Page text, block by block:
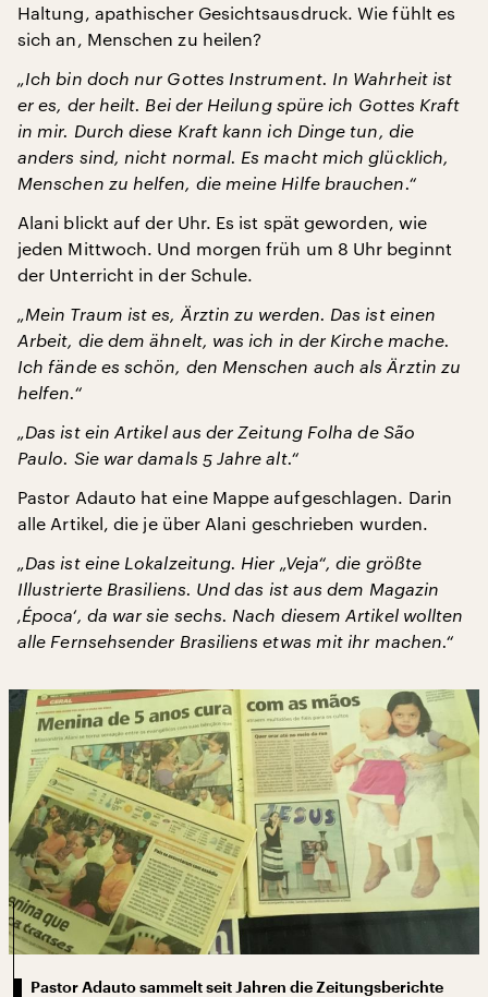
Haltung, apathischer Gesichtsausdruck. Wie fühlt es
sich an, Menschen zu heilen?
„Ich bin doch nur Gottes Instrument. In Wahrheit ist
er es, der heilt. Bei der Heilung spüre ich Gottes Kraft
in mir. Durch diese Kraft kann ich Dinge tun, die
anders sind, nicht normal. Es macht mich glücklich,
Menschen zu helfen, die meine Hilfe brauchen.“
Alani blickt auf der Uhr. Es ist spät geworden, wie
jeden Mittwoch. Und morgen früh um 8 Uhr beginnt
der Unterricht in der Schule.
„Mein Traum ist es, Ärztin zu werden. Das ist einen
Arbeit, die dem ähnelt, was ich in der Kirche mache.
Ich fände es schön, den Menschen auch als Ärztin zu
helfen.“
„Das ist ein Artikel aus der Zeitung Folha de São
Paulo. Sie war damals 5 Jahre alt.“
Pastor Adauto hat eine Mappe aufgeschlagen. Darin
alle Artikel, die je über Alani geschrieben wurden.
„Das ist eine Lokalzeitung. Hier „Veja“, die größte
Illustrierte Brasiliens. Und das ist aus dem Magazin
‚Época‘, da war sie sechs. Nach diesem Artikel wollten
alle Fernsehsender Brasiliens etwas mit ihr machen.“
Pastor Adauto sammelt seit Jahren die Zeitungsberichte